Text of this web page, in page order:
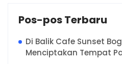
Pos-pos Terbaru
Di Balik Cafe Sunset
Menciptakan Tempat